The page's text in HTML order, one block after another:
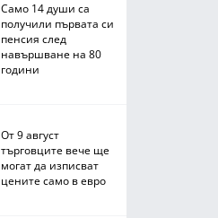
Само 14 души са
получили първата си
пенсия след
навършване на 80
години
От 9 август
търговците вече ще
могат да изписват
цените само в евро